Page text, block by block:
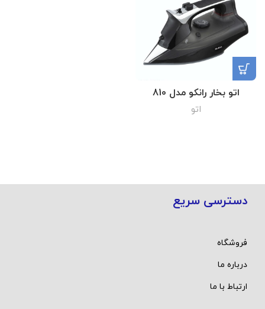
اتو بخار رانکو مدل 810
اتو
دسترسی سریع
فروشگاه
درباره ما
ارتباط با ما